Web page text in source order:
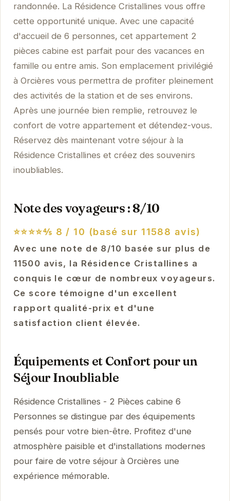
randonnée. La Résidence Cristallines vous offre
cette opportunité unique. Avec une capacité
d'accueil de 6 personnes, cet appartement 2
pièces cabine est parfait pour des vacances en
famille ou entre amis. Son emplacement privilégié
à Orcières vous permettra de profiter pleinement
des activités de la station et de ses environs.
Après une journée bien remplie, retrouvez le
confort de votre appartement et détendez-vous.
Réservez dès maintenant votre séjour à la
Résidence Cristallines et créez des souvenirs
inoubliables.
Note des voyageurs : 8/10
⭐⭐⭐⭐⅘ 8 / 10 (basé sur 11588 avis)
Avec une note de 8/10 basée sur plus de
11500 avis, la Résidence Cristallines a
conquis le cœur de nombreux voyageurs.
Ce score témoigne d'un excellent
rapport qualité-prix et d'une
satisfaction client élevée.
Équipements et Confort pour un
Séjour Inoubliable
Résidence Cristallines - 2 Pièces cabine 6
Personnes se distingue par des équipements
pensés pour votre bien-être. Profitez d'une
atmosphère paisible et d'installations modernes
pour faire de votre séjour à Orcières une
expérience mémorable.